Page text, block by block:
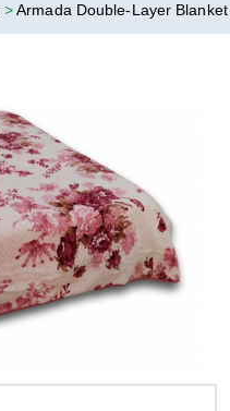
>Armada Double-Layer